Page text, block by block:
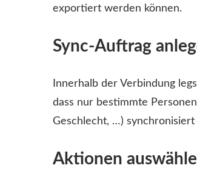
exportiert werden können.
Sync-Auftrag
Innerhalb der Verbindung
dass nur bestimmte
Geschlecht, …)
Aktionen